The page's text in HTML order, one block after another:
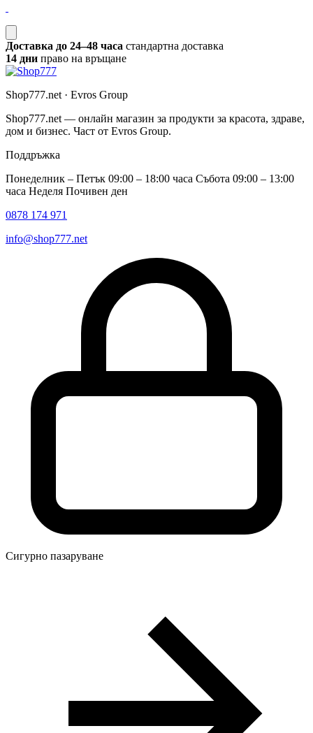
Доставка до 24–48 часа стандартна доставка
14 дни право на връщане
Shop777.net · Evros Group
Shop777.net — онлайн магазин за продукти за красота, здраве,
дом и бизнес. Част от Evros Group.
Поддръжка
Понеделник – Петък 09:00 – 18:00 часа Събота 09:00 – 13:00
часа Неделя Почивен ден
0878 174 971
info@shop777.net
Сигурно пазаруване